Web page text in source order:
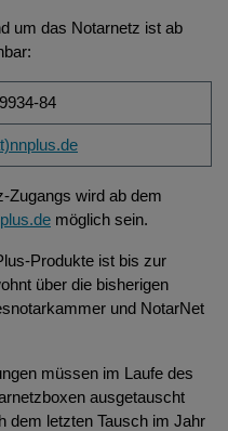
um das Notarnetz ist ab
84
Zugangs wird ab dem
möglich sein.
Produkte ist bis zur
über die bisherigen
und NotarNet
müssen im Laufe des
ausgetauscht
dem letzten Tausch im Jahr